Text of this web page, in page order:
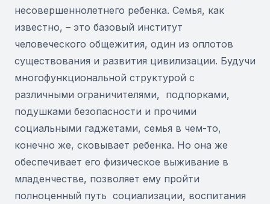
несовершеннолетнего ребенка. Семья, как
известно, – это базовый институт
человеческого общежития, один из оплотов
существования и развития цивилизации. Будучи
многофункциональной структурой с
различными ограничителями, подпорками,
подушками безопасности и прочими
социальными гаджетами, семья в чем-то,
конечно же, сковывает ребенка. Но она же
обеспечивает его физическое выживание в
младенчестве, позволяет ему пройти
полноценный путь социализации, воспитания